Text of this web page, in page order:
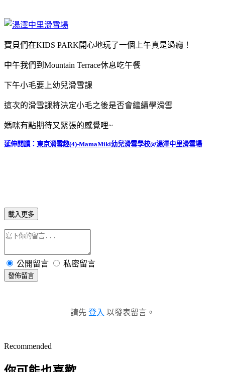
寶貝們在KIDS PARK開心地玩了一個上午真是過癮！
中午我們到Mountain Terrace休息吃午餐
下午小毛要上幼兒滑雪課
這次的滑雪課將決定小毛之後是否會繼續學滑雪
媽咪有點期待又緊張的感覺哩~
延伸閱讀： 東京滑雪趣(4)-MamaMiki幼兒滑雪學校@湯澤中里滑雪場
載入更多
公開留言 私密留言
發佈留言
請先 登入 以發表留言。
Recommended